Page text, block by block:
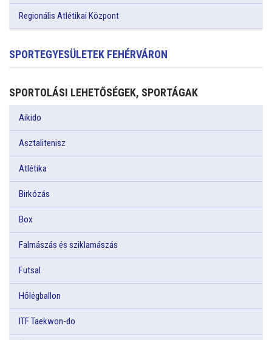
Regionális Atlétikai Központ
SPORTEGYESÜLETEK FEHÉRVÁRON
SPORTOLÁSI LEHETŐSÉGEK, SPORTÁGAK
Aikido
Asztalitenisz
Atlétika
Birkózás
Box
Falmászás és sziklamászás
Futsal
Hőlégballon
ITF Taekwon-do